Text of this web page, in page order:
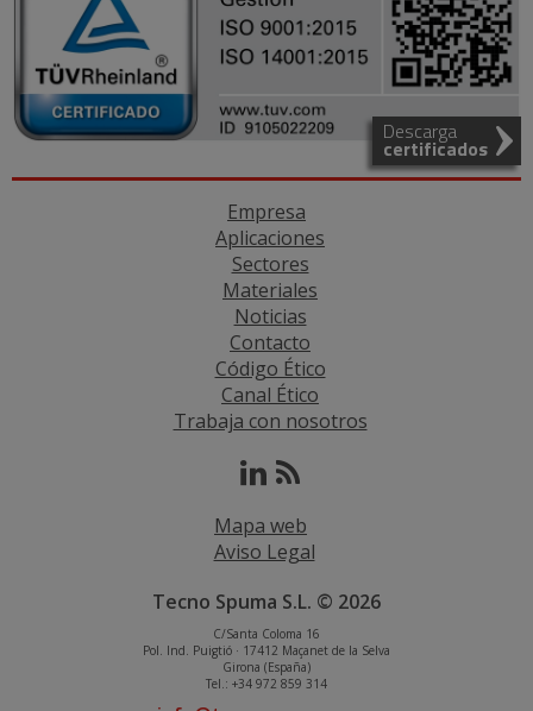
Descarga
certificados
Empresa
Aplicaciones
Sectores
Materiales
Noticias
Contacto
Código Ético
Canal Ético
Trabaja con nosotros
Mapa web
Aviso Legal
Tecno Spuma S.L. © 2026
C/Santa Coloma 16
Pol. Ind. Puigtió · 17412 Maçanet de la Selva
Girona (España)
Tel.: +34 972 859 314